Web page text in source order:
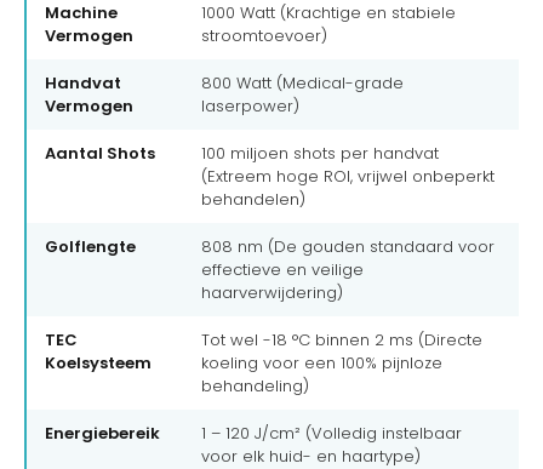
Machine
Vermogen
1000 Watt (Krachtige en stabiele
stroomtoevoer)
Handvat
Vermogen
800 Watt (Medical-grade
laserpower)
Aantal Shots
100 miljoen shots per handvat
(Extreem hoge ROI, vrijwel onbeperkt
behandelen)
Golflengte
808 nm (De gouden standaard voor
effectieve en veilige
haarverwijdering)
TEC
Koelsysteem
Tot wel -18 °C binnen 2 ms (Directe
koeling voor een 100% pijnloze
behandeling)
Energiebereik
1 – 120 J/cm² (Volledig instelbaar
voor elk huid- en haartype)